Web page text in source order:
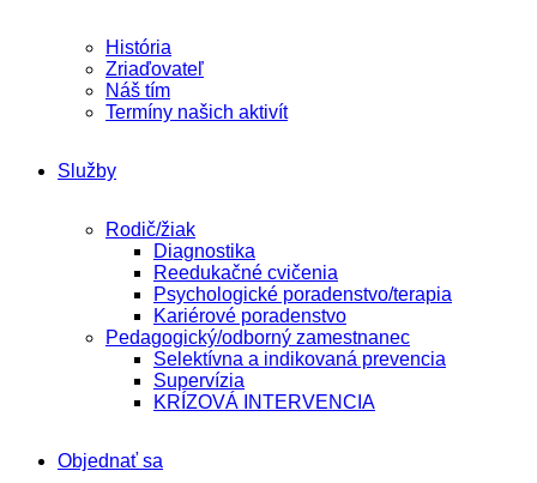
História
Zriaďovateľ
Náš tím
Termíny našich aktivít
Služby
Rodič/žiak
Diagnostika
Reedukačné cvičenia
Psychologické poradenstvo/terapia
Kariérové poradenstvo
Pedagogický/odborný zamestnanec
Selektívna a indikovaná prevencia
Supervízia
KRÍZOVÁ INTERVENCIA
Objednať sa